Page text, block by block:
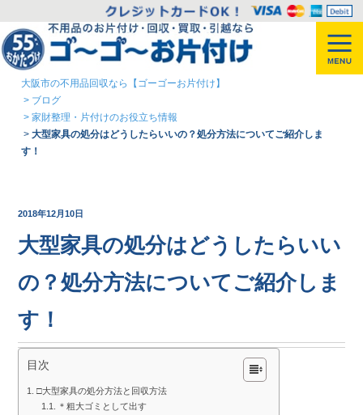
大阪市の不用品回収なら【ゴーゴーお片付け】
> ブログ
>家財整理・片付けのお役立ち情報
>大型家具の処分はどうしたらいいの？処分方法についてご紹介しま
す！
2018年12月10日
大型家具の処分はどうしたらいい
の？処分方法についてご紹介しま
す！
目次
□大型家具の処分方法と回収方法
＊粗大ゴミとして出す